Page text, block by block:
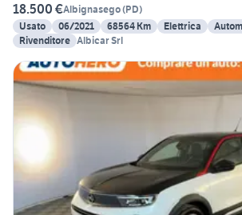
18.500 €Albignasego(PD)
Usato
06/2021 68564 Km Elettrica
Rivenditore Albicar Srl